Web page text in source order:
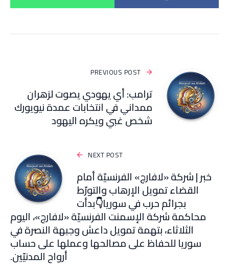
PREVIOUS POST
ترامب: أي يهودي يصوت لزهران
ممداني في انتخابات عمدة نيويورك
شخص غبي ويكره اليهود
NEXT POST
خبر | شركة «لافارج» الفرنسيّة أمام
القضاء تمويل الإرهاب والتورّط
بجرائم حرب في سوريا👇بدأت
محاكمة شركة الإسمنت الفرنسيّة «لافارج»، اليوم
الثلاثاء، بتهمة تمويل داعش وجبهة النصرة في
سوريا للحفاظ على مصالحها وعملها على حساب
أرواح المدنيّين.